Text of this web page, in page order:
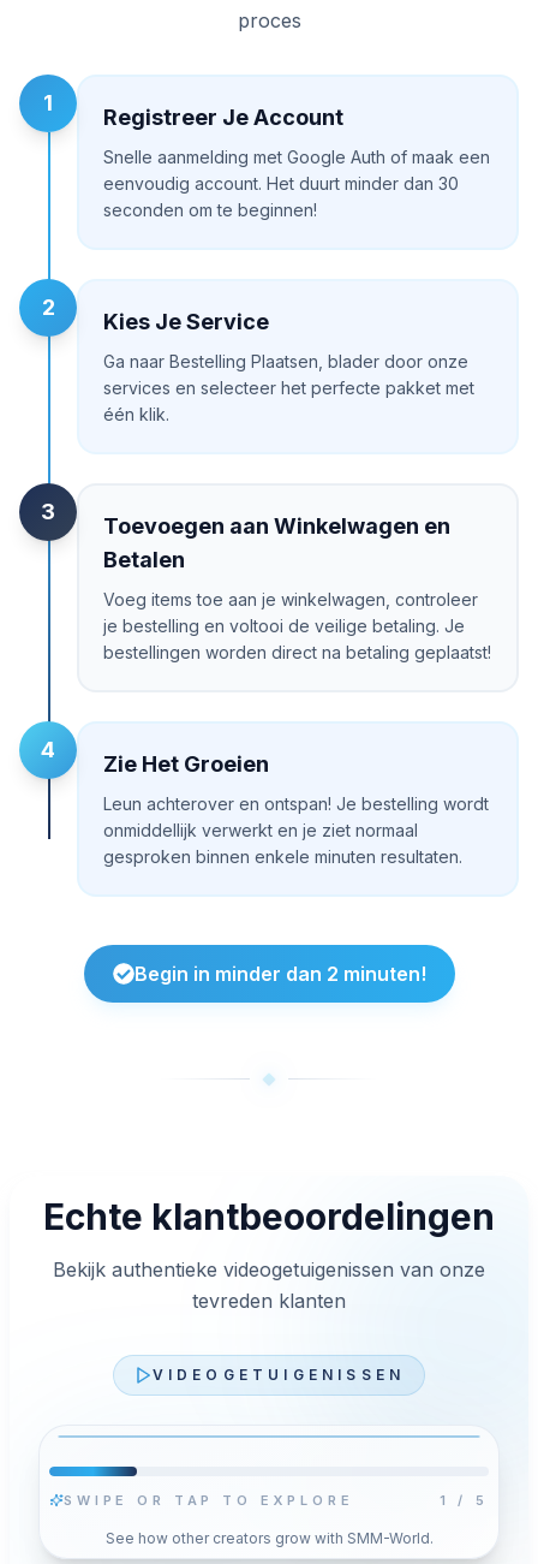
proces
1
Registreer Je Account
Snelle aanmelding met Google Auth of maak een
eenvoudig account. Het duurt minder dan 30
seconden om te beginnen!
2
Kies Je Service
Ga naar Bestelling Plaatsen, blader door onze
services en selecteer het perfecte pakket met
één klik.
3
Toevoegen aan Winkelwagen en
Betalen
Voeg items toe aan je winkelwagen, controleer
je bestelling en voltooi de veilige betaling. Je
bestellingen worden direct na betaling geplaatst!
4
Zie Het Groeien
Leun achterover en ontspan! Je bestelling wordt
onmiddellijk verwerkt en je ziet normaal
gesproken binnen enkele minuten resultaten.
Begin in minder dan 2 minuten!
Echte klantbeoordelingen
Bekijk authentieke videogetuigenissen van onze
tevreden klanten
VIDEOGETUIGENISSEN
Druk op Afspelen om voor deze video YouTube’s
SWIPE OR TAP TO EXPLORE 2 / 5
See how other creators grow with SMM-World.